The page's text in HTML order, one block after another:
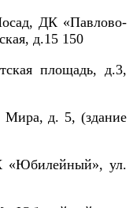
ДК «Павлово-
д.15 150
площадь, д.3,
Мира, д. 5, (здание
«Юбилейный», ул.